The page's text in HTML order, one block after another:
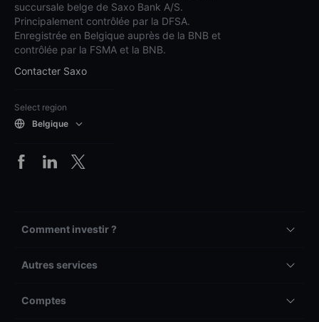
succursale belge de Saxo Bank A/S.
Principalement contrôlée par la DFSA.
Enregistrée en Belgique auprès de la BNB et
contrôlée par la FSMA et la BNB.
Contacter Saxo
Select region
Belgique
Comment investir ?
Autres services
Comptes